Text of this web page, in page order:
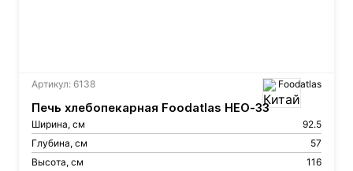
Артикул: 6138 Foodatlas
Печь хлебопекарная Foodatlas HEO-33
Ширина, см
92.5
Глубина, см
57
Высота, см
116